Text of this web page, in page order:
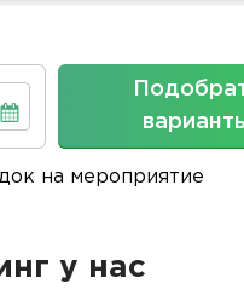
на мероприятие
у нас